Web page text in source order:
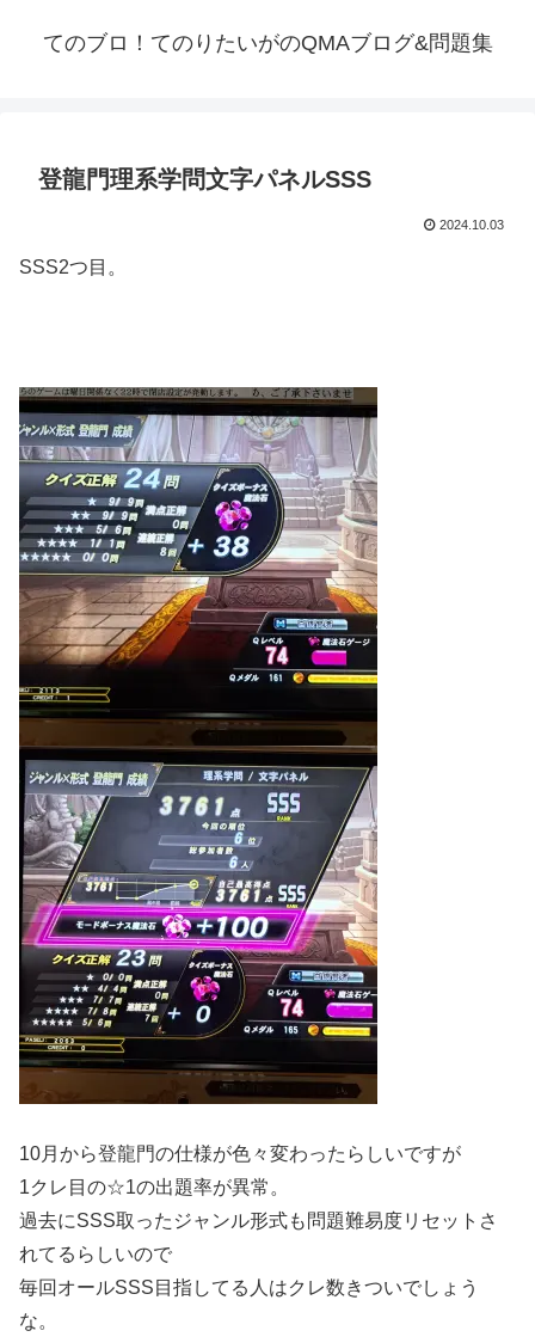
てのブロ！てのりたいがのQMAブログ&問題集
登龍門理系学問文字パネルSSS
2024.10.03
SSS2つ目。
10月から登龍門の仕様が色々変わったらしいですが
1クレ目の☆1の出題率が異常。
過去にSSS取ったジャンル形式も問題難易度リセットさ
れてるらしいので
毎回オールSSS目指してる人はクレ数きついでしょう
な。